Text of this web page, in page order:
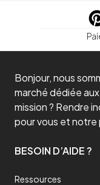
Bonjour, nous
marché dédiée
mission ? Rendre
pour vous et notre
BESOIN D’AIDE ?
Ressources